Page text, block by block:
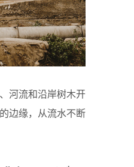
河流和沿岸树木开
边缘，从流水不断